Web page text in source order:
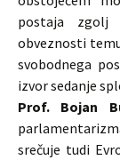
postaja zgolj
obveznosti
svobodnega
izvor sedanje
Prof. Bojan
srečuje tudi